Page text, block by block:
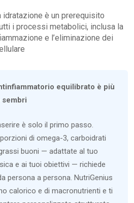
idratazione è un prerequisito
i processi metabolici, inclusa la
e l’eliminazione dei
equilibrato è più
sembri
è solo il primo passo.
di omega-3, carboidrati
buoni — adattate al tuo
e ai tuoi obiettivi — richiede
persona a persona. NutriGenius
calorico e di macronutrienti e ti